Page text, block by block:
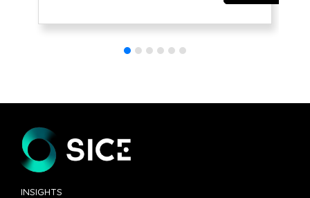
público con
inteligentes
INSIGHTS